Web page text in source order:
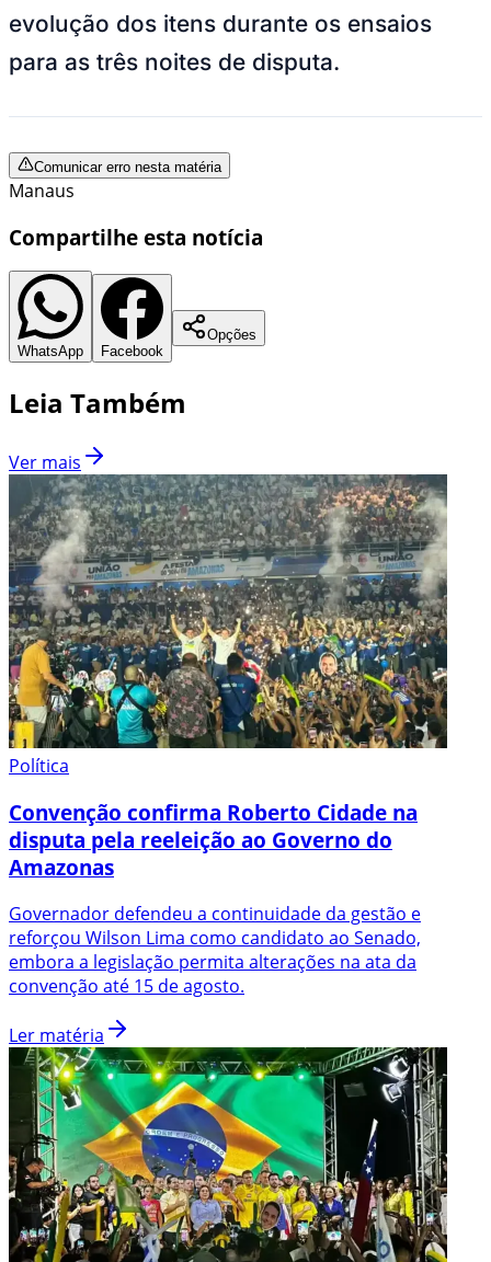
evolução dos itens durante os ensaios
para as três noites de disputa.
Comunicar erro nesta matéria
Manaus
Compartilhe esta notícia
WhatsApp Facebook
Opções
Leia Também
Ver mais
Política
Convenção confirma Roberto Cidade na
disputa pela reeleição ao Governo do
Amazonas
Governador defendeu a continuidade da gestão e
reforçou Wilson Lima como candidato ao Senado,
embora a legislação permita alterações na ata da
convenção até 15 de agosto.
Ler matéria